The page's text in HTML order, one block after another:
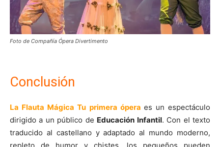
Foto de Compañía Ópera Divertimento
Conclusión
La Flauta Mágica Tu primera ópera es un espectáculo
dirigido a un público de Educación Infantil. Con el texto
traducido al castellano y adaptado al mundo moderno,